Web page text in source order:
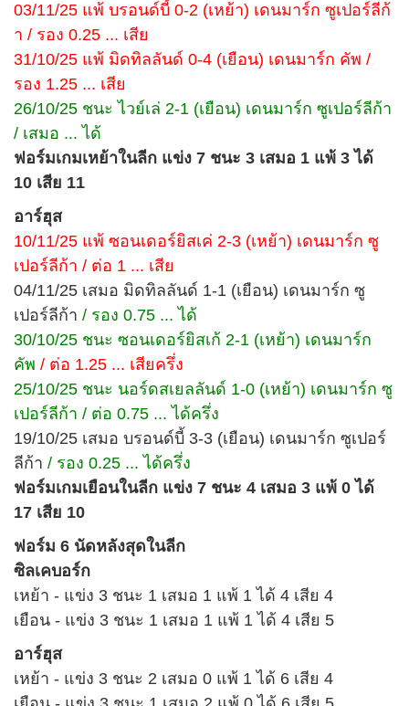
03/11/25 แพ้ บรอนด์บี้ 0-2 (เหย้า) เดนมาร์ก ซูเปอร์ลีก้
า / รอง 0.25 ... เสีย
31/10/25 แพ้ มิดทิลลันด์ 0-4 (เยือน) เดนมาร์ก คัพ /
รอง 1.25 ... เสีย
26/10/25 ชนะ ไวย์เล่ 2-1 (เยือน) เดนมาร์ก ซูเปอร์ลีก้า
/ เสมอ ... ได้
ฟอร์มเกมเหย้าในลีก แข่ง 7 ชนะ 3 เสมอ 1 แพ้ 3 ได้
10 เสีย 11
อาร์ฮุส
10/11/25 แพ้ ซอนเดอร์ยิสเค่ 2-3 (เหย้า) เดนมาร์ก ซู
เปอร์ลีก้า / ต่อ 1 ... เสีย
04/11/25 เสมอ มิดทิลลันด์ 1-1 (เยือน) เดนมาร์ก ซู
เปอร์ลีก้า / รอง 0.75 ... ได้
30/10/25 ชนะ ซอนเดอร์ยิสเก้ 2-1 (เหย้า) เดนมาร์ก
คัพ / ต่อ 1.25 ... เสียครึ่ง
25/10/25 ชนะ นอร์ดสเยลลันด์ 1-0 (เหย้า) เดนมาร์ก ซู
เปอร์ลีก้า / ต่อ 0.75 ... ได้ครึ่ง
19/10/25 เสมอ บรอนด์บี้ 3-3 (เยือน) เดนมาร์ก ซูเปอร์
ลีก้า / รอง 0.25 ... ได้ครึ่ง
ฟอร์มเกมเยือนในลีก แข่ง 7 ชนะ 4 เสมอ 3 แพ้ 0 ได้
17 เสีย 10
ฟอร์ม 6 นัดหลังสุดในลีก
ซิลเคบอร์ก
เหย้า - แข่ง 3 ชนะ 1 เสมอ 1 แพ้ 1 ได้ 4 เสีย 4
เยือน - แข่ง 3 ชนะ 1 เสมอ 1 แพ้ 1 ได้ 4 เสีย 5
อาร์ฮุส
เหย้า - แข่ง 3 ชนะ 2 เสมอ 0 แพ้ 1 ได้ 6 เสีย 4